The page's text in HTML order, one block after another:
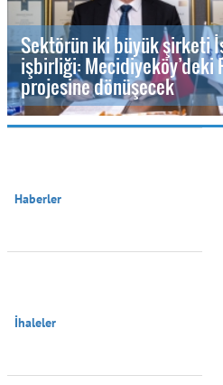
Sektörün iki büyük şirketi
işbirliği: Mecidiyeköy’deki
projesine dönüşecek
Haberler
İhaleler